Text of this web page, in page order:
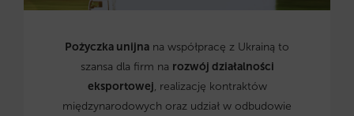
Pożyczka unijna na współpracę z Ukrainą to
szansa dla firm na rozwój działalności
eksportowej, realizację kontraktów
międzynarodowych oraz udział w odbudowie